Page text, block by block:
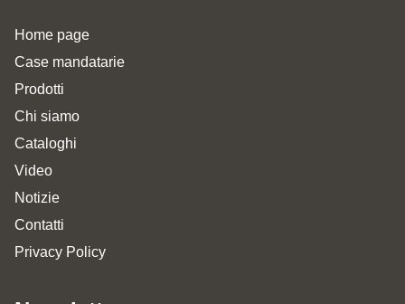
Home page
Case mandatarie
Prodotti
Chi siamo
Cataloghi
Video
Notizie
Contatti
Privacy Policy